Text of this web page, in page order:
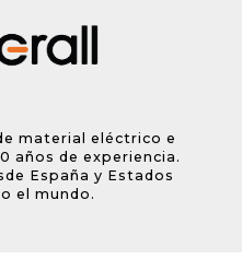
material eléctrico e
años de experiencia.
España y Estados
el mundo.